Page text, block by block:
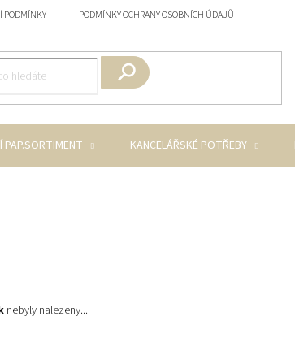
PODMÍNKY PODMÍNKY OCHRANY OSOBNÍCH ÚDAJŮ
PAP.SORTIMENT KANCELÁŘSKÉ POTŘEBY
nebyly nalezeny...